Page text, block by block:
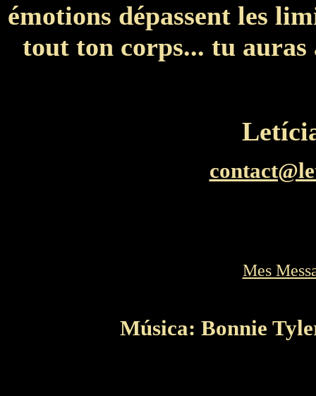
émotions dépassent les
tout ton corps... tu
Mes
Música: Bonnie